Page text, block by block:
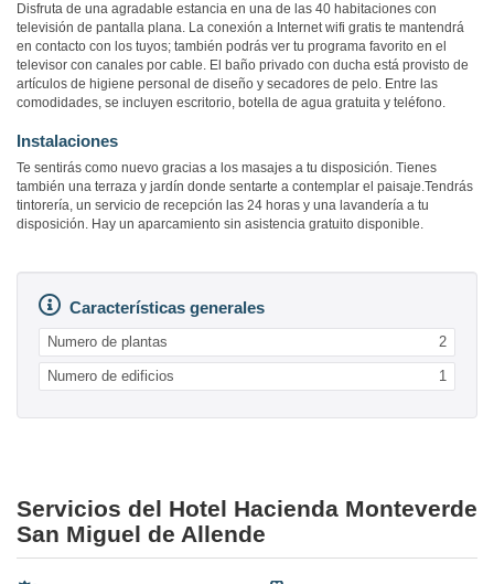
Disfruta de una agradable estancia en una de las 40 habitaciones con
televisión de pantalla plana. La conexión a Internet wifi gratis te mantendrá
en contacto con los tuyos; también podrás ver tu programa favorito en el
televisor con canales por cable. El baño privado con ducha está provisto de
artículos de higiene personal de diseño y secadores de pelo. Entre las
comodidades, se incluyen escritorio, botella de agua gratuita y teléfono.
Instalaciones
Te sentirás como nuevo gracias a los masajes a tu disposición. Tienes
también una terraza y jardín donde sentarte a contemplar el paisaje.Tendrás
tintorería, un servicio de recepción las 24 horas y una lavandería a tu
disposición. Hay un aparcamiento sin asistencia gratuito disponible.
Características generales
Numero de plantas 2
Numero de edificios 1
Servicios del Hotel Hacienda Monteverde
San Miguel de Allende